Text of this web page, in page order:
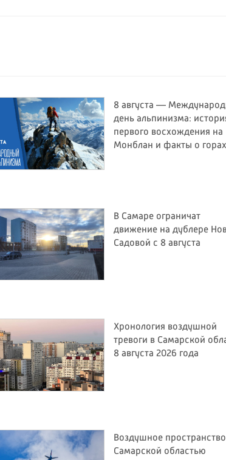
8 августа —
день альпинизма:
первого восхождения на
Монблан и факты о горах
В Самаре ограничат
движение на дублере
Садовой с 8 августа
Хронология воздушной
тревоги в Самарской
8 августа 2026 года
Воздушное
Самарской областью